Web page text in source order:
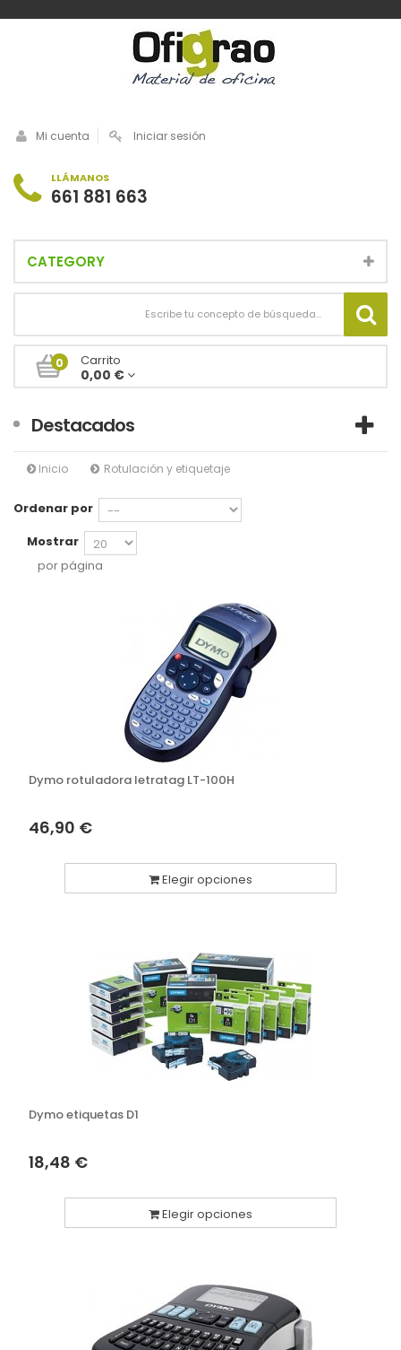
Mi cuenta Iniciar sesión
LLÁMANOS
661 881 663
CATEGORY
0 Carrito
0,00 €
Destacados
Inicio Rotulación y etiquetaje
Ordenar por
Mostrar
por página
Dymo rotuladora letratag LT-100H
46,90 €
Elegir opciones
Dymo etiquetas D1
18,48 €
Elegir opciones